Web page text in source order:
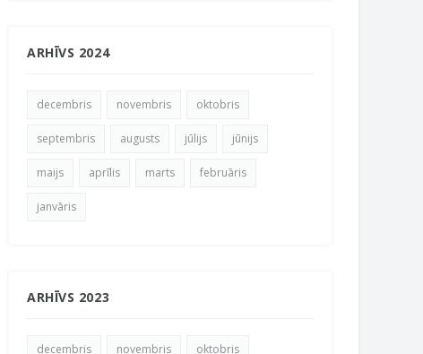
ARHĪVS 2024
decembris novembris oktobris
septembris augusts jūlijs jūnijs
maijs aprīlis marts februāris
janvāris
ARHĪVS 2023
decembris novembris oktobris